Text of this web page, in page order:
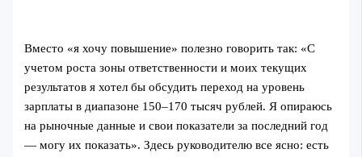
Вместо «я хочу повышение» полезно говорить так: «С
учетом роста зоны ответственности и моих текущих
результатов я хотел бы обсудить переход на уровень
зарплаты в диапазоне 150–170 тысяч рублей. Я опираюсь
на рыночные данные и свои показатели за последний год
— могу их показать». Здесь руководителю все ясно: есть